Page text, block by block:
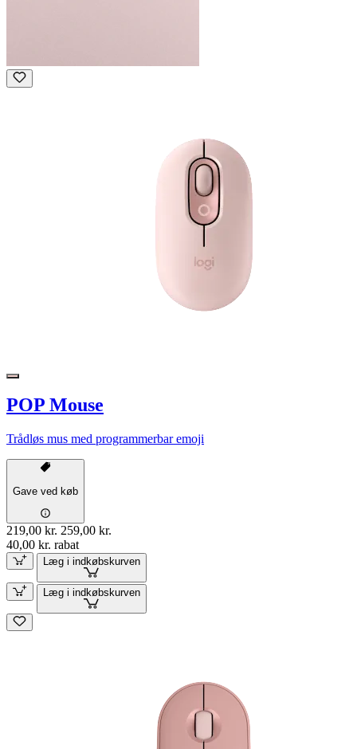
POP Mouse
Trådløs mus med programmerbar emoji
Gave ved køb
219,00 kr. 259,00 kr.
40,00 kr. rabat
Læg i indkøbskurven
Læg i indkøbskurven